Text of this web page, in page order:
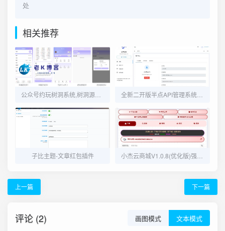
处
相关推荐
子比主题-文章红包插件
上一篇 下一篇
评论 (2) 画图模式 文本模式